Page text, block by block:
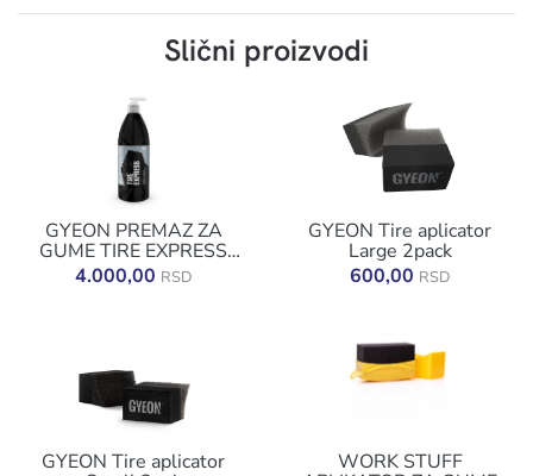
Slični proizvodi
GYEON PREMAZ ZA
GUME TIRE EXPRESS
1000ML
4.000,00 RSD
GYEON Tire aplicator
Large 2pack
600,00 RSD
GYEON Tire aplicator WORK STUFF